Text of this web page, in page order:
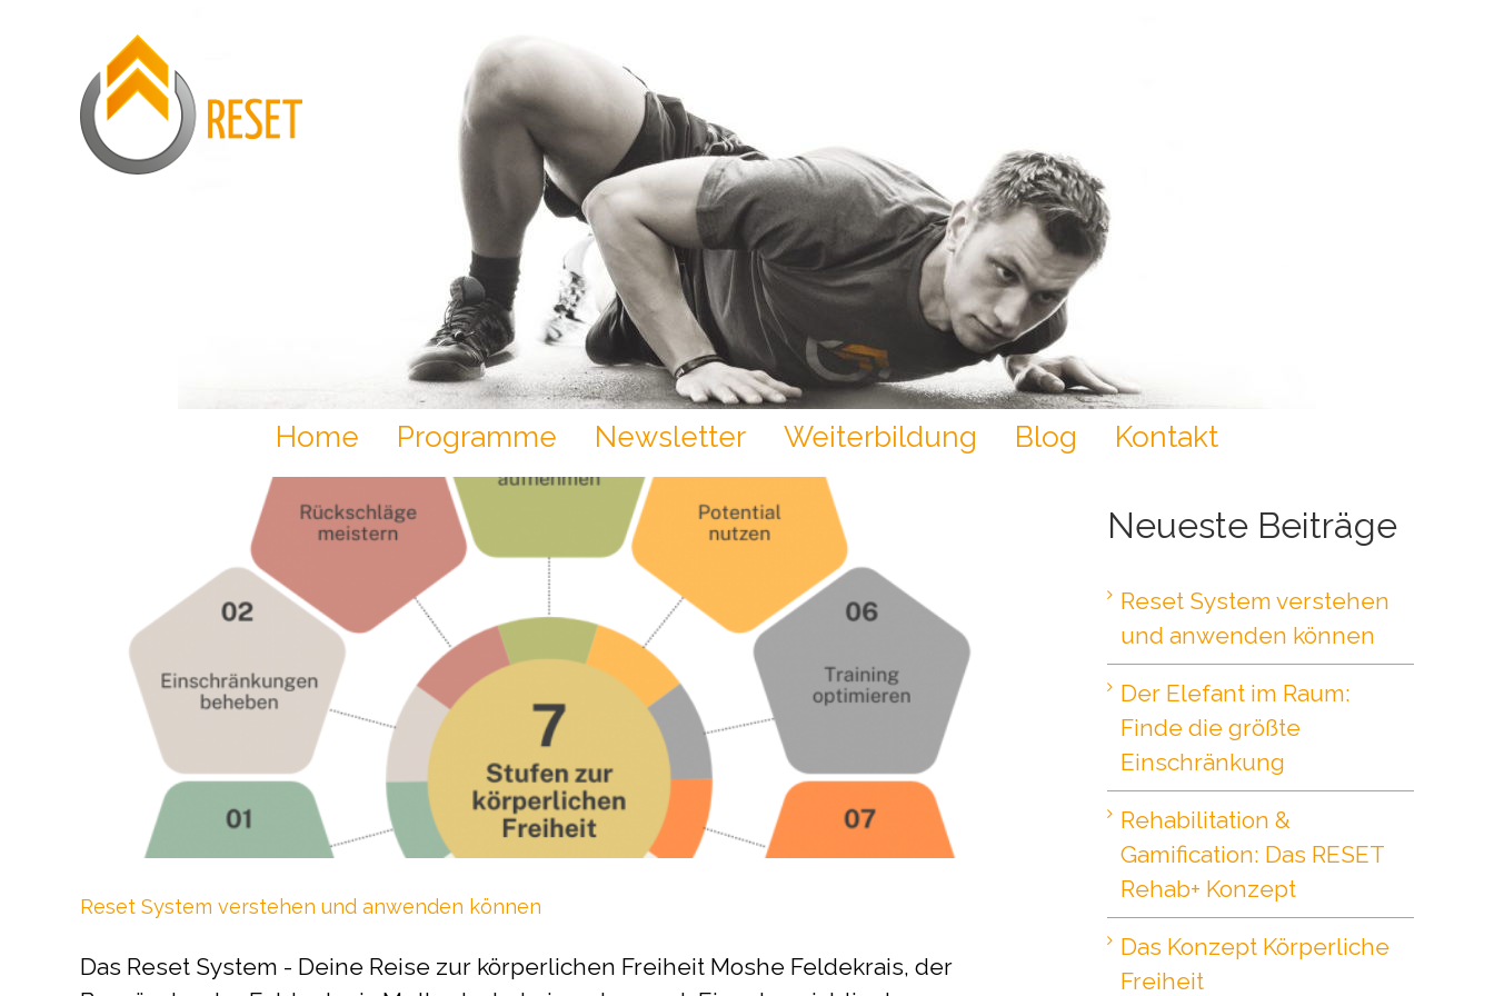
Home Programme Newsletter Weiterbildung Blog Kontakt
Reset System verstehen und anwenden können
Das Reset System - Deine Reise zur körperlichen Freiheit Moshe Feldekrais, der
Neueste Beiträge
Reset System verstehen
und anwenden können
Der Elefant im Raum:
Finde die größte
Einschränkung
Rehabilitation &
Gamification: Das RESET
Rehab+ Konzept
Das Konzept Körperliche
Freiheit